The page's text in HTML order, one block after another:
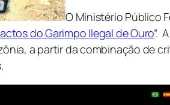
O Ministério Público
do Garimpo Ilegal de Ouro”.
a partir da combinação de